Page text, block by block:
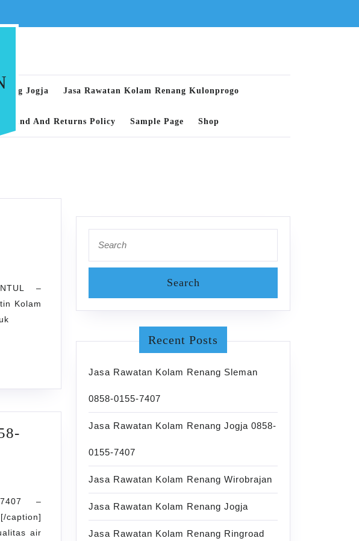
Jogja Jasa Rawatan Kolam Renang Kulonprogo
Refund And Returns Policy Sample Page Shop
–
Kolam
–
caption]
air
for:
Recent Posts
Jasa Rawatan Kolam Renang Sleman
0858-0155-7407
Jasa Rawatan Kolam Renang Jogja 0858-
0155-7407
Jasa Rawatan Kolam Renang Wirobrajan
Jasa Rawatan Kolam Renang Jogja
Jasa Rawatan Kolam Renang Ringroad